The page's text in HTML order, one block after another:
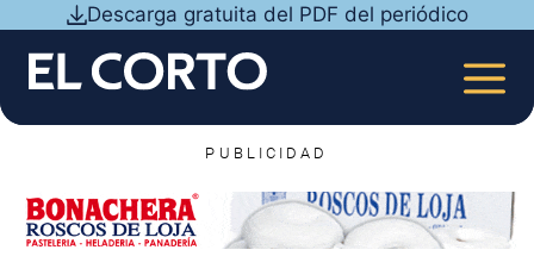
contenido
Descarga gratuita del PDF del periódico
PUBLICIDAD